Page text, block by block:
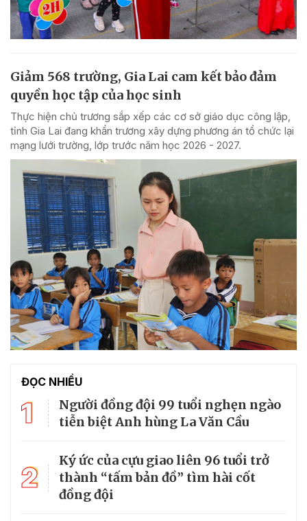
Giảm 568 trường, Gia Lai cam kết bảo đảm
quyền học tập của học sinh
Thực hiện chủ trương sắp xếp các cơ sở giáo dục công lập,
tỉnh Gia Lai đang khẩn trương xây dựng phương án tổ chức lại
mạng lưới trường, lớp trước năm học 2026 - 2027.
ĐỌC NHIỀU
1
Người đồng đội 99 tuổi nghẹn ngào
tiễn biệt Anh hùng La Văn Cầu
2
Ký ức của cựu giao liên 96 tuổi trở
thành “tấm bản đồ” tìm hài cốt
đồng đội